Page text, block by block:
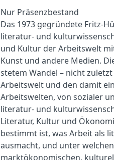
Nur Präsenzbestand
Das 1973 gegründete Fritz-
literatur- und
und Kultur der Arbeitswelt
Kunst und andere Medien.
stetem Wandel – nicht
Arbeitswelt und den damit
Arbeitswelten, von sozialer
literatur- und
Literatur, Kultur und
bestimmt ist, was Arbeit als
ausmacht, und unter
marktökonomischen,